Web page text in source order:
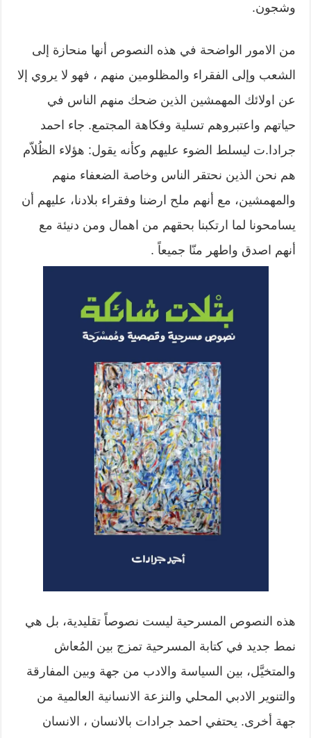
وشجون.
من الامور الواضحة في هذه النصوص أنها منحازة إلى
الشعب وإلى الفقراء والمظلومين منهم ، فهو لا يروي إلا
عن اولائك المهمشين الذين ضحك منهم الناس في
حياتهم واعتبروهم تسلية وفكاهة المجتمع. جاء احمد
جرادا.ت ليسلط الضوء عليهم وكأنه يقول: هؤلاء الظُلاّم
هم نحن الذين نحتقر الناس وخاصة الضعفاء منهم
والمهمشين، مع أنهم ملح ارضنا وفقراء بلادنا، عليهم أن
يسامحونا لما ارتكبنا بحقهم من اهمال ومن دنيئة مع
أنهم اصدق واطهر منّا جميعاً .
هذه النصوص المسرحية ليست نصوصاً تقليدية، بل هي
نمط جديد في كتابة المسرحية تمزج بين المُعاش
والمتخيَّل، بين السياسة والادب من جهة وبين المفارقة
والتنوير الادبي المحلي والنزعة الانسانية العالمية من
جهة أخرى. يحتفي احمد جرادات بالانسان ، الانسان